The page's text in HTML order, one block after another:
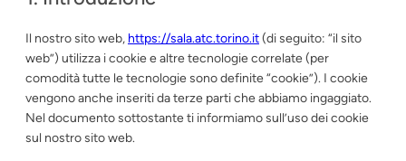
Il nostro sito web, https://sala.atc.torino.it(di seguito: “il sito
web”) utilizza i cookie e altre tecnologie correlate (per
comodità tutte le tecnologie sono definite “cookie”). I cookie
vengono anche inseriti da terze parti che abbiamo ingaggiato.
Nel documento sottostante ti informiamo sull’uso dei cookie
sul nostro sito web.